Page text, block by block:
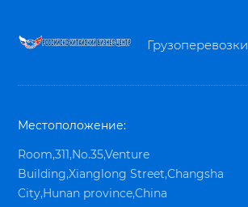
Грузоперевозки
Местоположение:
Room,311,No.35,Venture
Building,Xianglong Street,Changsha
City,Hunan province,China